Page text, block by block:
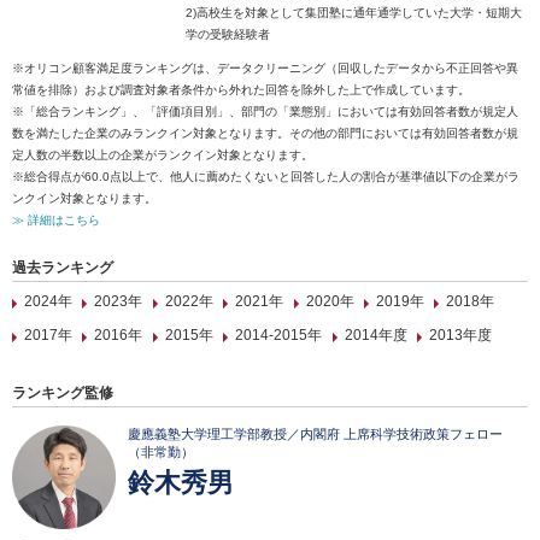
2)高校生を対象として集団塾に通年通学していた大学・短期大
学の受験経験者
※オリコン顧客満足度ランキングは、データクリーニング（回収したデータから不正回答や異
常値を排除）および調査対象者条件から外れた回答を除外した上で作成しています。
※「総合ランキング」、「評価項目別」、部門の「業態別」においては有効回答者数が規定人
数を満たした企業のみランクイン対象となります。その他の部門においては有効回答者数が規
定人数の半数以上の企業がランクイン対象となります。
※総合得点が60.0点以上で、他人に薦めたくないと回答した人の割合が基準値以下の企業がラ
ンクイン対象となります。
≫ 詳細はこちら
過去ランキング
2024年
2023年 2022年 2021年 2020年 2019年
2018年
2017年
2016年 2015年 2014-2015年 2014年度 2013年度
ランキング監修
慶應義塾大学理工学部教授／内閣府 上席科学技術政策フェロー
（非常勤）
鈴木秀男